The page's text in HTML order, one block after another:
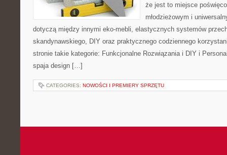
że jest to miejsce
młodzieżowym i
dotyczą między innymi eko-mebli, elastycznych systemów
skandynawskiego, DIY oraz praktycznego codziennego
stronie takie kategorie: Funkcjonalne Rozwiązania i DIY i
spaja design […]
CATEGORIES: NOWOŚCI I PREMIERY SPRZĘTU